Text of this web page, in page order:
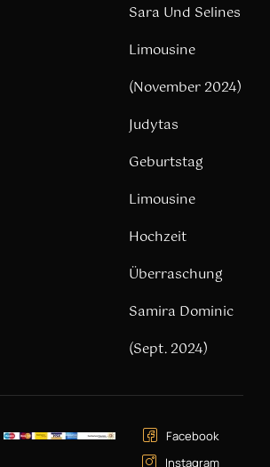
Sara Und Selines
Limousine
(November 2024)
Judytas
Geburtstag
Limousine
Hochzeit
Überraschung
Samira Dominic
(Sept. 2024)
Facebook
Instagram